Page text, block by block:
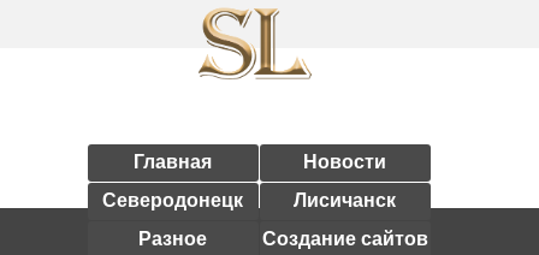
Главная
Новости
Северодонецк
Лисичанск
Разное
Создание сайтов